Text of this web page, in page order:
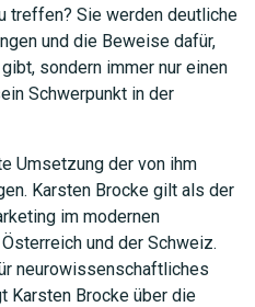
treffen? Sie werden deutliche
und die Beweise dafür,
sondern immer nur einen
Schwerpunkt in der
Umsetzung der von ihm
Karsten Brocke gilt als der
im modernen
und der Schweiz.
neurowissenschaftliches
Karsten Brocke über die